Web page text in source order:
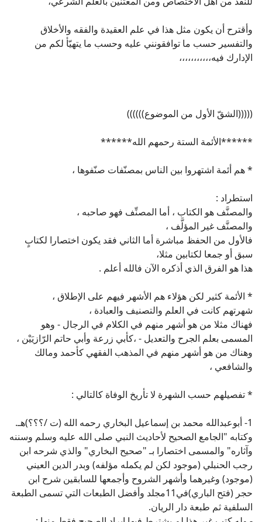
وأقترح أن يكون مثل هذا في علم العقيدة والفقه والأخلاق
والتفسير حسب ما توافقونني عليه وحسب ما يتهيّأ لكم من
الإدارك فيه،،،،،،،،،،،
(((((الشقّ الأول من الموضوع))))))
******الأئمة الستة رحمهم الله******
* هم أئمة اشتهروا بين الناس بمصنّفات صنّفوها ،
استطراد :
والمصنَّف هو الكتاب ، أما المصنِّف فهو صاحبه ،
والمصنَّف غير المؤلَّف ،
فالأول من الحفظ مباشرة أما الثاني فقد يكون اختصارا لكتابٍ
سبق أو جمعا لكتابين مثلا،
هذا هو الفرق الذي أذكره الآن فالله أعلم .
* الأئمة كثير لكن هؤلاء هم الأشهر فيهم على الإطلاق ،
شهرتهم كانت في العلم والتصنيف والعبادة ،
فهناك مثلا من هو أشهر منهم في الكلام في الرجال - وهو
المسمى بعلم الجرح والتعديل - ،كأبي زرعة وأبي حاتم الرّازيَيْن ،
وهناك من هو أشهر منهم في المذهب الفقهي كأحمد ومالك
والشافعي ،
* تفصيلهم حسب الشهرة لا تأريخ الوفاة كالتالي :
1- أبوعبدالله محمد بن إسماعيل البخاري رحمه الله (ت /؟؟؟)هـ.
وكتابه "الجامع الصحيح لأحاديث النبي صلى الله عليه وسلم وسننه
وآثاره" والمسمى اختصارا بـ "صحيح البخاري" والذي شرحه ابن
رجب الحنبلي (موجود لكن لم يكمله مؤلفه) وبدر الدين العيني
(موجود) وغيرهما وأشهر الشروح وأجمعها للسابقين شرح ابن
حجر (فتح الباري)في11مجلد وأفضل الطبعات التي تسمى الطبعة
السلفية ثم طبعة دار الريان.